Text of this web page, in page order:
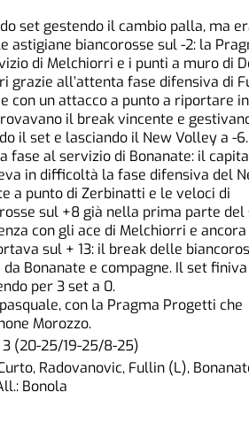
set gestendo il cambio palla, ma
biancorosse sul -2: la
di Melchiorri e i punti a muro di
grazie all’attenta fase difensiva di
con un attacco a punto a riportare in
il break vincente e
il set e lasciando il New Volley a -6.
fase al servizio di Bonanate: il
in difficoltà la fase difensiva del
a punto di Zerbinatti e le veloci di
sul +8 già nella prima parte del
con gli ace di Melchiorri e ancora
sul + 13: il break delle
Bonanate e compagne. Il set
per 3 set a 0.
con la Pragma Progetti che
Morozzo.
3 (20-25/19-25/8-25)
Radovanovic, Fullin (L),
Bonola